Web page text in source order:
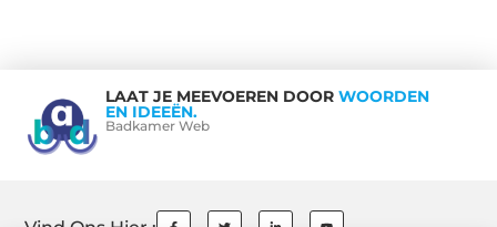
LAAT JE MEEVOEREN DOOR WOORDEN
EN IDEEËN.
Badkamer Web